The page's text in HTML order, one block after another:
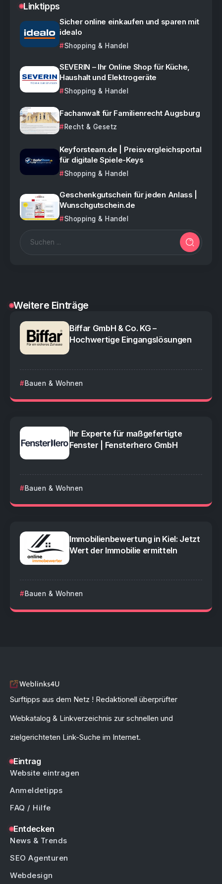
Linktipps
Sicher online einkaufen und sparen mit
idealo
Shopping & Handel
SEVERIN – Ihr Online Shop für Küche,
Haushalt und Elektrogeräte
Shopping & Handel
Fachanwalt für Familienrecht Augsburg
Recht & Gesetz
Keyforsteam.de | Preisvergleichsportal
für digitale Spiele-Keys
Shopping & Handel
Geschenkgutschein für jeden Anlass |
Wunschgutschein.de
Shopping & Handel
Weitere Einträge
Biffar GmbH & Co. KG –
Hochwertige Eingangslösungen
Bauen & Wohnen
Ihr Experte für maßgefertigte
Fenster | Fensterhero GmbH
Bauen & Wohnen
Immobilienbewertung in Kiel: Jetzt
Wert der Immobilie ermitteln
Bauen & Wohnen
Surftipps aus dem Netz ! Redaktionell überprüfter
Webkatalog & Linkverzeichnis zur schnellen und
zielgerichteten Link-Suche im Internet.
Eintrag
Website eintragen
Anmeldetipps
FAQ / Hilfe
Entdecken
News & Trends
SEO Agenturen
Webdesign